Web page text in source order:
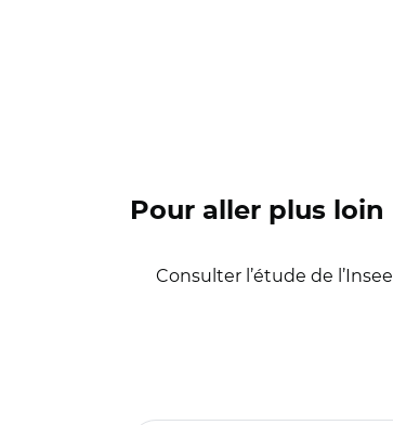
Pour aller plus loin
Consulter l’étude de l’Insee